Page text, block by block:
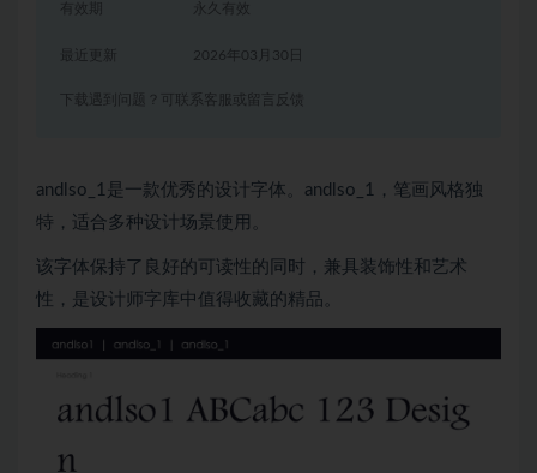
有效期 永久有效
2026年03月30日
下载遇到问题？可联系客服或留言反馈
andlso_1是一款优秀的设计字体。andlso_1，笔画风格独
特，适合多种设计场景使用。
该字体保持了良好的可读性的同时，兼具装饰性和艺术
性，是设计师字库中值得收藏的精品。